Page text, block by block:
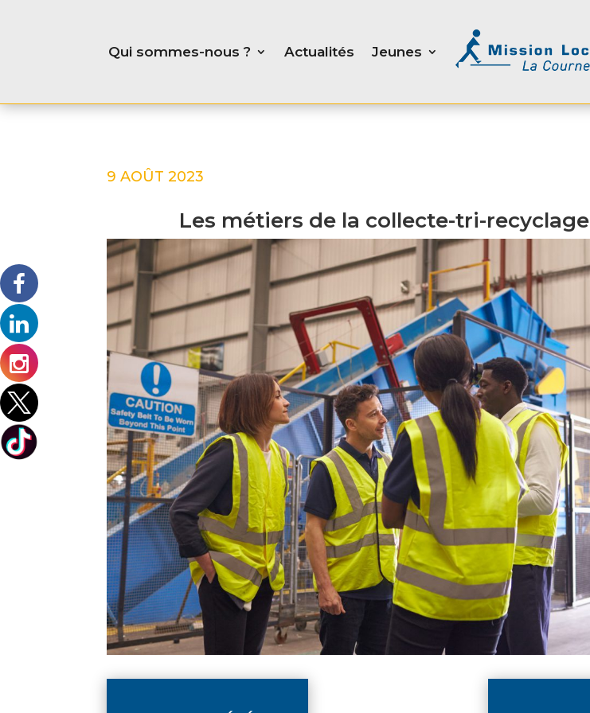
Qui sommes-nous ? Actualités Jeunes
9 AOÛT 2023
Les métiers de la collecte-tri-recyclage